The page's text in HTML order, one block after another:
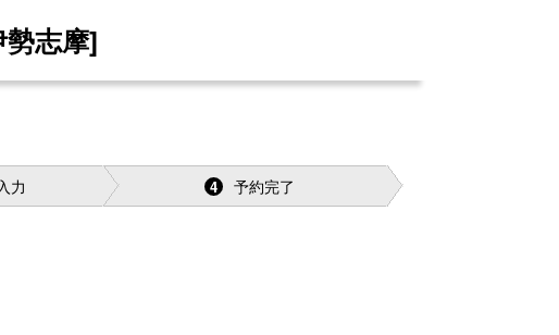
志摩]
力 4 予約完了